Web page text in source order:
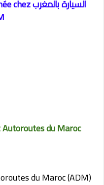
السيارة بالمغرب ADM,chez
du Maroc
du Maroc (ADM)